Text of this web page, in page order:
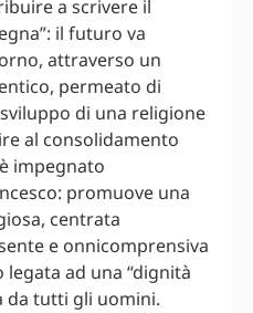
a scrivere il
il futuro va
attraverso un
permeato di
di una religione
al consolidamento
impegnato
promuove una
centrata
e onnicomprensiva
ad una “dignità
da tutti gli uomini.